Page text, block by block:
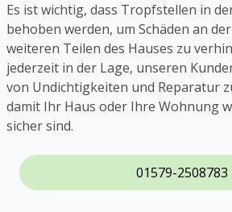
Es ist wichtig, dass Tropfstellen in
behoben werden, um Schäden an
weiteren Teilen des Hauses zu
jederzeit in der Lage, unseren
von Undichtigkeiten und Reparatur
damit Ihr Haus oder Ihre Wohnung
sicher sind.
01579-2508783